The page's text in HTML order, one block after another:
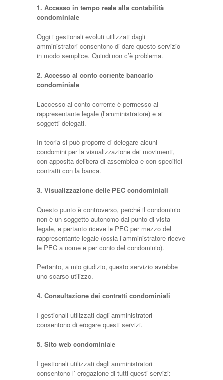
1. Accesso in tempo reale alla contabilità
condominiale
Oggi i gestionali evoluti utilizzati dagli
amministratori consentono di dare questo servizio
in modo semplice. Quindi non c’è problema.
2. Accesso al conto corrente bancario
condominiale
L’accesso al conto corrente è permesso al
rappresentante legale (l’amministratore) e ai
soggetti delegati.
In teoria si può proporre di delegare alcuni
condomini per la visualizzazione dei movimenti,
con apposita delibera di assemblea e con specifici
contratti con la banca.
3. Visualizzazione delle PEC condominiali
Questo punto è controverso, perché il condominio
non è un soggetto autonomo dal punto di vista
legale, e pertanto riceve le PEC per mezzo del
rappresentante legale (ossia l’amministratore riceve
le PEC a nome e per conto del condominio).
Pertanto, a mio giudizio, questo servizio avrebbe
uno scarso utilizzo.
4. Consultazione dei contratti condominiali
I gestionali utilizzati dagli amministratori
consentono di erogare questi servizi.
5. Sito web condominiale
I gestionali utilizzati dagli amministratori
consentono l’ erogazione di tutti questi servizi: